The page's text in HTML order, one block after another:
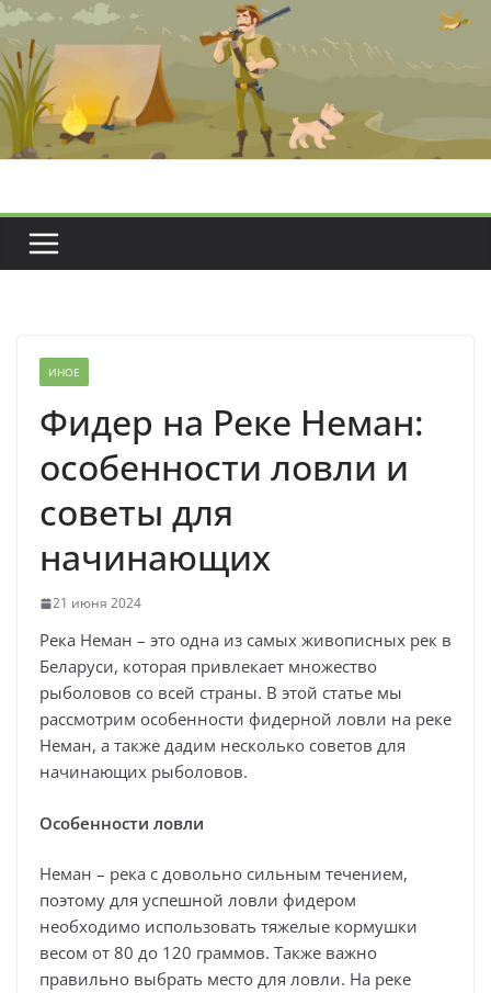
Перейти
содержимому
ИНОЕ
Фидер на Реке Неман:
особенности ловли и
советы для
начинающих
21 июня 2024
Река Неман – это одна из самых живописных рек в
Беларуси, которая привлекает множество
рыболовов со всей страны. В этой статье мы
рассмотрим особенности фидерной ловли на реке
Неман, а также дадим несколько советов для
начинающих рыболовов.
Особенности ловли
Неман – река с довольно сильным течением,
поэтому для успешной ловли фидером
необходимо использовать тяжелые кормушки
весом от 80 до 120 граммов. Также важно
правильно выбрать место для ловли. На реке